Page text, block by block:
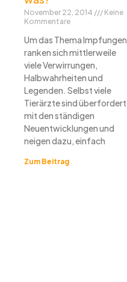
November 22, 2014
Keine
Kommentare
Um das Thema Impfungen
ranken sich mittlerweile
viele Verwirrungen,
Halbwahrheiten und
Legenden. Selbst viele
Tierärzte sind überfordert
mit den ständigen
Neuentwicklungen und
neigen dazu, einfach
Zum Beitrag